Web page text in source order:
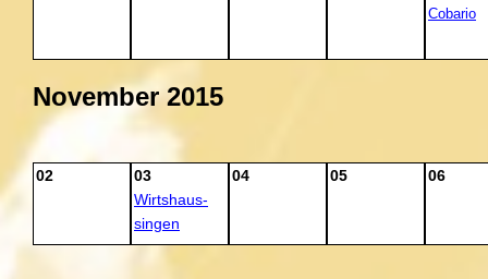
02
November 2015
Cobario
03
Wirtshaus-
singen
04 05 06